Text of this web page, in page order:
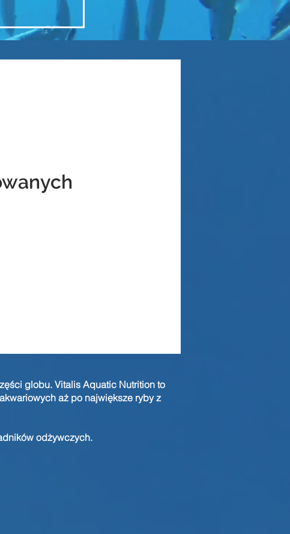
globu. Vitalis Aquatic Nutrition to
aż po największe ryby z
odżywczych.